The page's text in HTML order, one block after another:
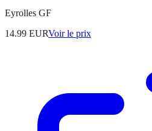
Eyrolles GF
14.99 EURVoir le prix